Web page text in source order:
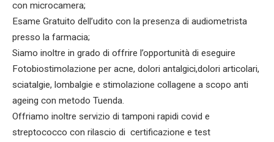
con microcamera;
Esame Gratuito dell’udito con la presenza di audiometrista
presso la farmacia;
Siamo inoltre in grado di offrire l’opportunità di eseguire
Fotobiostimolazione per acne, dolori antalgici,dolori articolari,
sciatalgie, lombalgie e stimolazione collagene a scopo anti
ageing con metodo Tuenda.
Offriamo inoltre servizio di tamponi rapidi covid e
streptococco con rilascio di certificazione e test